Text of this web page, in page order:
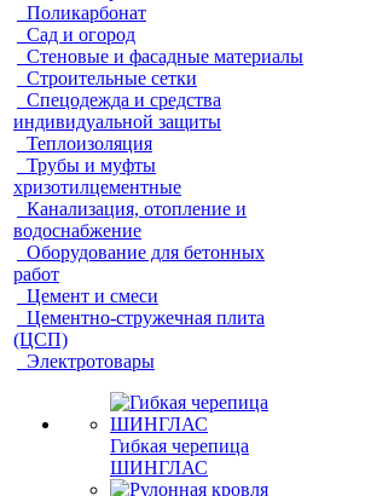
Поликарбонат
Сад и огород
Стеновые и фасадные материалы
Строительные сетки
Спецодежда и средства
индивидуальной защиты
Теплоизоляция
Трубы и муфты
хризотилцементные
Канализация, отопление и
водоснабжение
Оборудование для бетонных
работ
Цемент и смеси
Цементно-стружечная плита
(ЦСП)
Электротовары
Гибкая черепица
ШИНГЛАС